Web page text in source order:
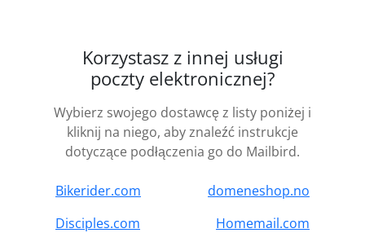
Korzystasz z innej usługi
poczty elektronicznej?
Wybierz swojego dostawcę z listy poniżej i
kliknij na niego, aby znaleźć instrukcje
dotyczące podłączenia go do Mailbird.
Bikerider.com
domeneshop.no
Disciples.com
Homemail.com